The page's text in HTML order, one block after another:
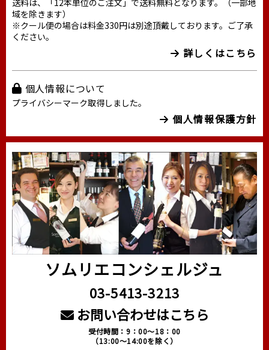
域を除きます）
※クール便の場合は料金330円は別途頂戴しております。ご了承
ください。
詳しくはこちら
個人情報について
プライバシーマーク取得しました。
個人情報保護方針
ソムリエコンシェルジュ
03-5413-3213
お問い合わせはこちら
受付時間：9：00～18：00
（13:00～14:00を除く）